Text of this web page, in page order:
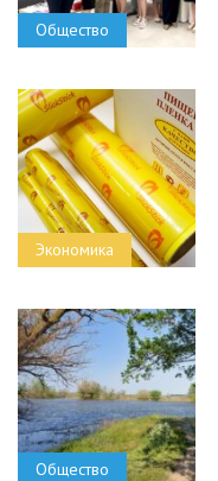
Общество
Экономика
Общество